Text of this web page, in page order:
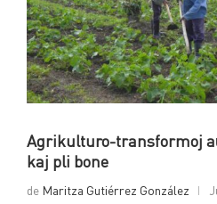
Agrikulturo-transformoj
kaj pli bone
de Maritza Gutiérrez González